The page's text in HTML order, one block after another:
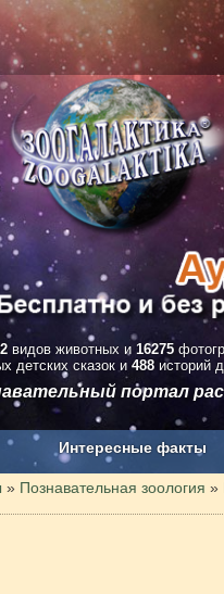
видов животных и 16275
детских сказок и 488 историй
портал
Интересные факты
рекламы
» Познавательная зоология »